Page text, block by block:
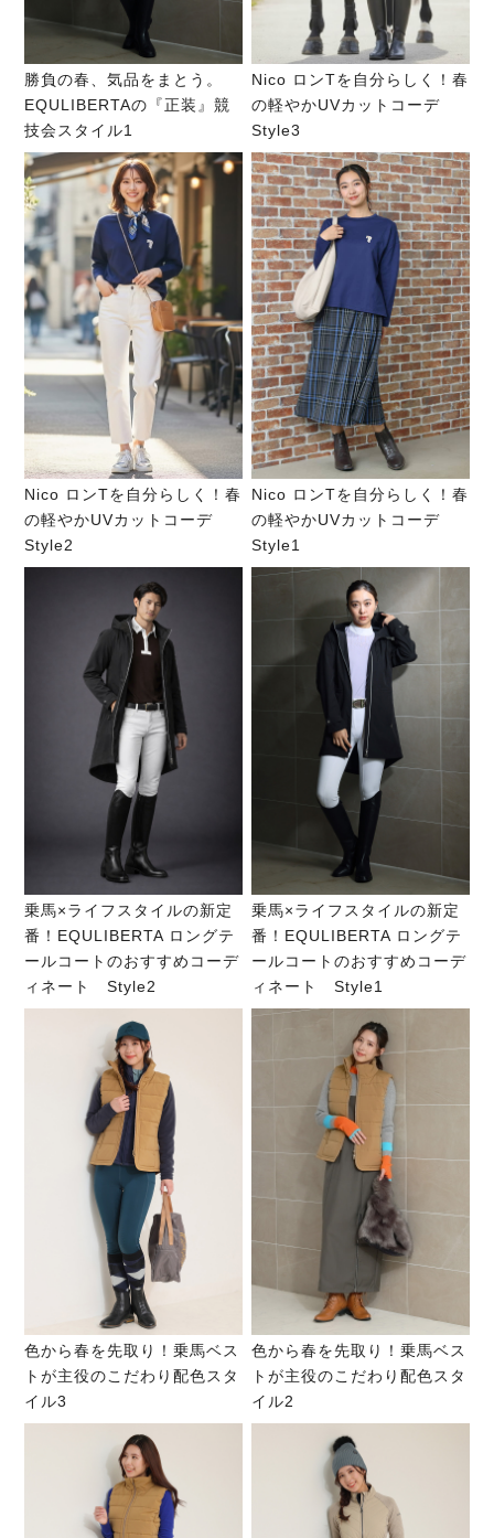
勝負の春、気品をまとう。
EQULIBERTAの『正装』競
技会スタイル1
Nico ロンTを自分らしく！春
の軽やかUVカットコーデ
Style3
Nico ロンTを自分らしく！春
の軽やかUVカットコーデ
Style2
Nico ロンTを自分らしく！春
の軽やかUVカットコーデ
Style1
乗馬×ライフスタイルの新定
番！EQULIBERTA ロングテ
ールコートのおすすめコーデ
ィネート Style2
乗馬×ライフスタイルの新定
番！EQULIBERTA ロングテ
ールコートのおすすめコーデ
ィネート Style1
色から春を先取り！乗馬ベス
トが主役のこだわり配色スタ
イル3
色から春を先取り！乗馬ベス
トが主役のこだわり配色スタ
イル2